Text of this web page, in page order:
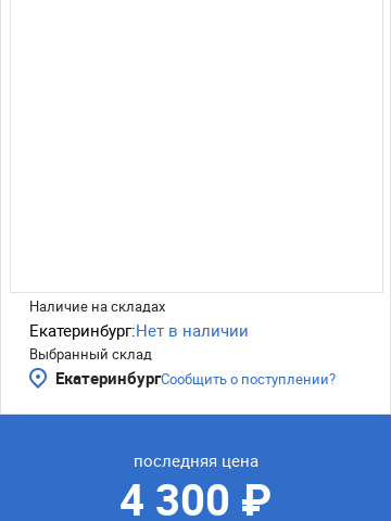
Наличие на складах
Екатеринбург:Нет в наличии
Выбранный склад
ЕкатеринбургСообщить о поступлении?
последняя цена
4 300 ₽